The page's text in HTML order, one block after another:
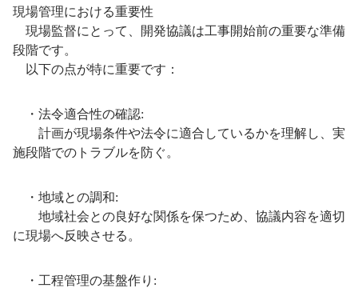
現場管理における重要性
現場監督にとって、開発協議は工事開始前の重要な準備
段階です。
以下の点が特に重要です：
・法令適合性の確認:
計画が現場条件や法令に適合しているかを理解し、実
施段階でのトラブルを防ぐ。
・地域との調和:
地域社会との良好な関係を保つため、協議内容を適切
に現場へ反映させる。
・工程管理の基盤作り: